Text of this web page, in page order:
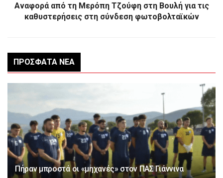
Αναφορά από τη Μερόπη Τζούφη στη Βουλή για τις
καθυστερήσεις στη σύνδεση φωτοβολταϊκών
ΠΡΌΣΦΑΤΑ ΝΈΑ
Πήραν μπροστά οι «μηχανές» στον ΠΑΣ Γιάννινα